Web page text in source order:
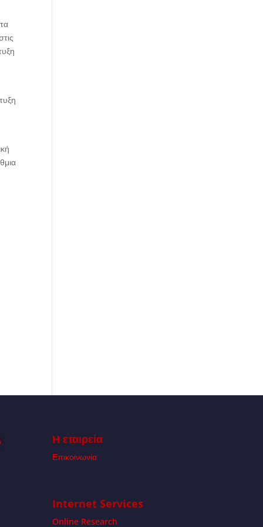
Η εταιρεία
Επικοινωνία
Internet Services
Online Research